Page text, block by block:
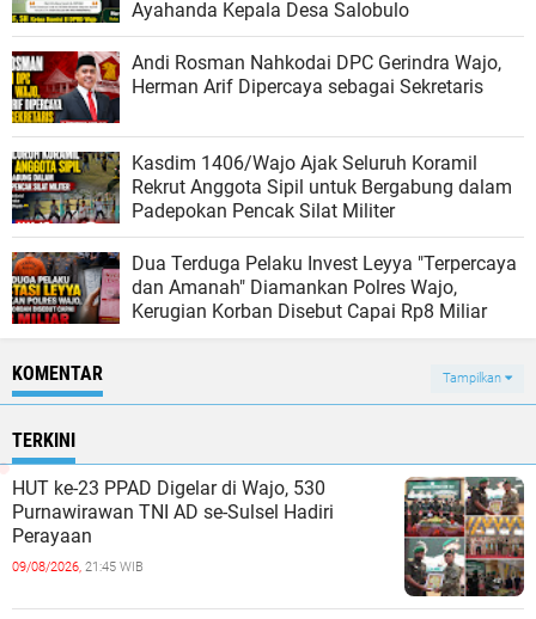
Ayahanda Kepala Desa Salobulo
Andi Rosman Nahkodai DPC Gerindra Wajo,
Herman Arif Dipercaya sebagai Sekretaris
Kasdim 1406/Wajo Ajak Seluruh Koramil
Rekrut Anggota Sipil untuk Bergabung dalam
Padepokan Pencak Silat Militer
Dua Terduga Pelaku Invest Leyya "Terpercaya
dan Amanah" Diamankan Polres Wajo,
Kerugian Korban Disebut Capai Rp8 Miliar
KOMENTAR Tampilkan
TERKINI
HUT ke-23 PPAD Digelar di Wajo, 530
Purnawirawan TNI AD se-Sulsel Hadiri
Perayaan
09/08/2026, 21:45 WIB